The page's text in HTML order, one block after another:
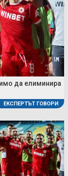
да елиминира
ЕКСПЕРТЪТ ГОВОРИ